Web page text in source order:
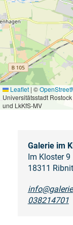
Leaflet | ©
Universitätsstadt
und LkKfS-MV
Galerie im
Im Kloster 9
18311
038214701